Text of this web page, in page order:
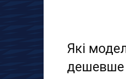
Які
дешевше